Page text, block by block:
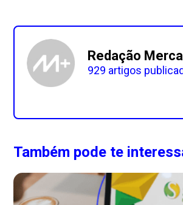
Redação
929 artigos
Também pode te